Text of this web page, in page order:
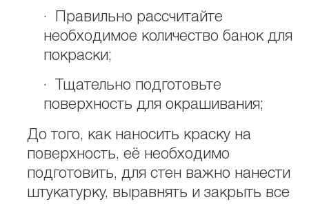
· Правильно рассчитайте
необходимое количество банок для
покраски;
· Тщательно подготовьте
поверхность для окрашивания;
До того, как наносить краску на
поверхность, её необходимо
подготовить, для стен важно нанести
штукатурку, выравнять и закрыть все